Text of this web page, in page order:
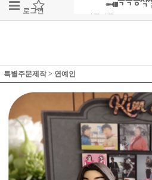
로그인
특별주문제작> 연예인